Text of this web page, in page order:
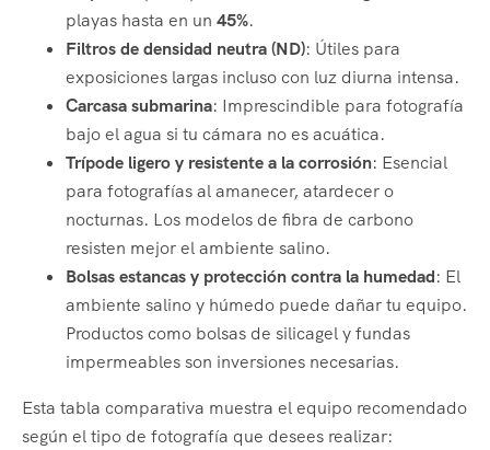
playas hasta en un 45%.
Filtros de densidad neutra (ND): Útiles para
exposiciones largas incluso con luz diurna intensa.
Carcasa submarina: Imprescindible para fotografía
bajo el agua si tu cámara no es acuática.
Trípode ligero y resistente a la corrosión: Esencial
para fotografías al amanecer, atardecer o
nocturnas. Los modelos de fibra de carbono
resisten mejor el ambiente salino.
Bolsas estancas y protección contra la humedad: El
ambiente salino y húmedo puede dañar tu equipo.
Productos como bolsas de silicagel y fundas
impermeables son inversiones necesarias.
Esta tabla comparativa muestra el equipo recomendado
según el tipo de fotografía que desees realizar: